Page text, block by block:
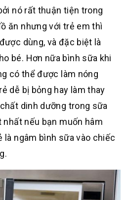
nó rất thuận tiện trong
ăn nhưng với trẻ em thì
dùng, và đặc biệt là
bé. Hơn nữa bình sữa khi
có thể được làm nóng
dễ bị bỏng hay làm thay
dinh dưỡng trong sữa
nhất nếu bạn muốn hâm
là ngâm bình sữa vào chiếc